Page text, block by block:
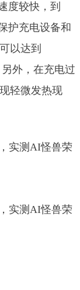
度较快，到
护充电设备和
以达到
外，在充电过
轻微发热现